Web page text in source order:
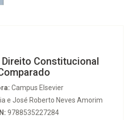
Constitucional
Campus Elsevier
e José Roberto Neves Amorim
9788535227284